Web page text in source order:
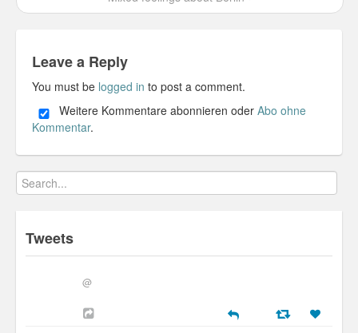
Leave a Reply
You must be logged in to post a comment.
Weitere Kommentare abonnieren oder Abo ohne
Kommentar.
Tweets
@